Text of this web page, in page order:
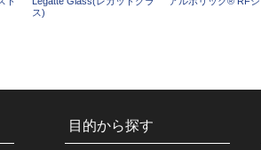
ス)
目的から探す